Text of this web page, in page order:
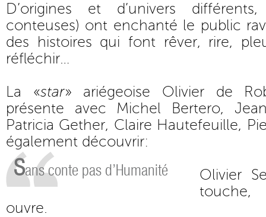
D’origines et d’univers
conteuses) ont enchanté le public
des histoires qui font rêver, rire,
réfléchir…
La «star» ariégeoise Olivier de
présente avec Michel Bertero,
Patricia Gether, Claire Hautefeuille,
également découvrir:
Sans conte pas d’Humanité
Olivier
ouvre.